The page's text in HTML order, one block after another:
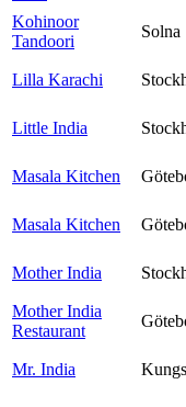
Kohinoor
Tandoori
Solna
Lilla Karachi
Little India
Masala Kitchen
Masala Kitchen
Mother India
Mother India
Restaurant
Mr. India